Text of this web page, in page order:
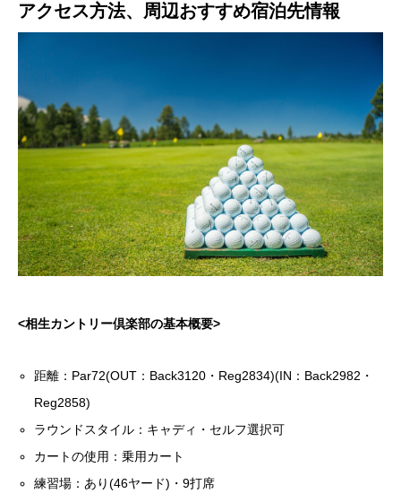
アクセス方法、周辺おすすめ宿泊先情報
<相生カントリー倶楽部の基本概要>
距離：Par72(OUT：Back3120・Reg2834)(IN：Back2982・
Reg2858)
ラウンドスタイル：キャディ・セルフ選択可
カートの使用：乗用カート
練習場：あり(46ヤード)・9打席